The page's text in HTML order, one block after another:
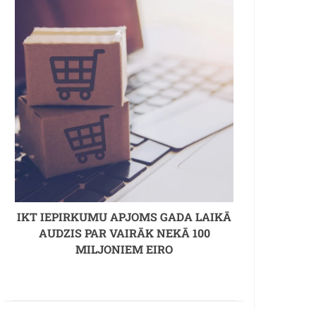
IKT IEPIRKUMU APJOMS GADA LAIKĀ
AUDZIS PAR VAIRĀK NEKĀ 100
MILJONIEM EIRO